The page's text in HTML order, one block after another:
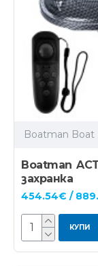
Boatman Boat
Boatman
захранка
454.54€ /
КУПИ